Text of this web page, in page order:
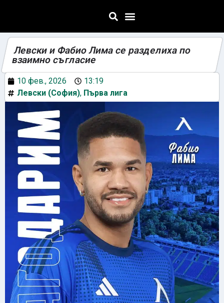
Левски и Фабио Лима се разделиха по
взаимно съгласие
10 фев., 2026
13:19
Левски (София), Първа лига